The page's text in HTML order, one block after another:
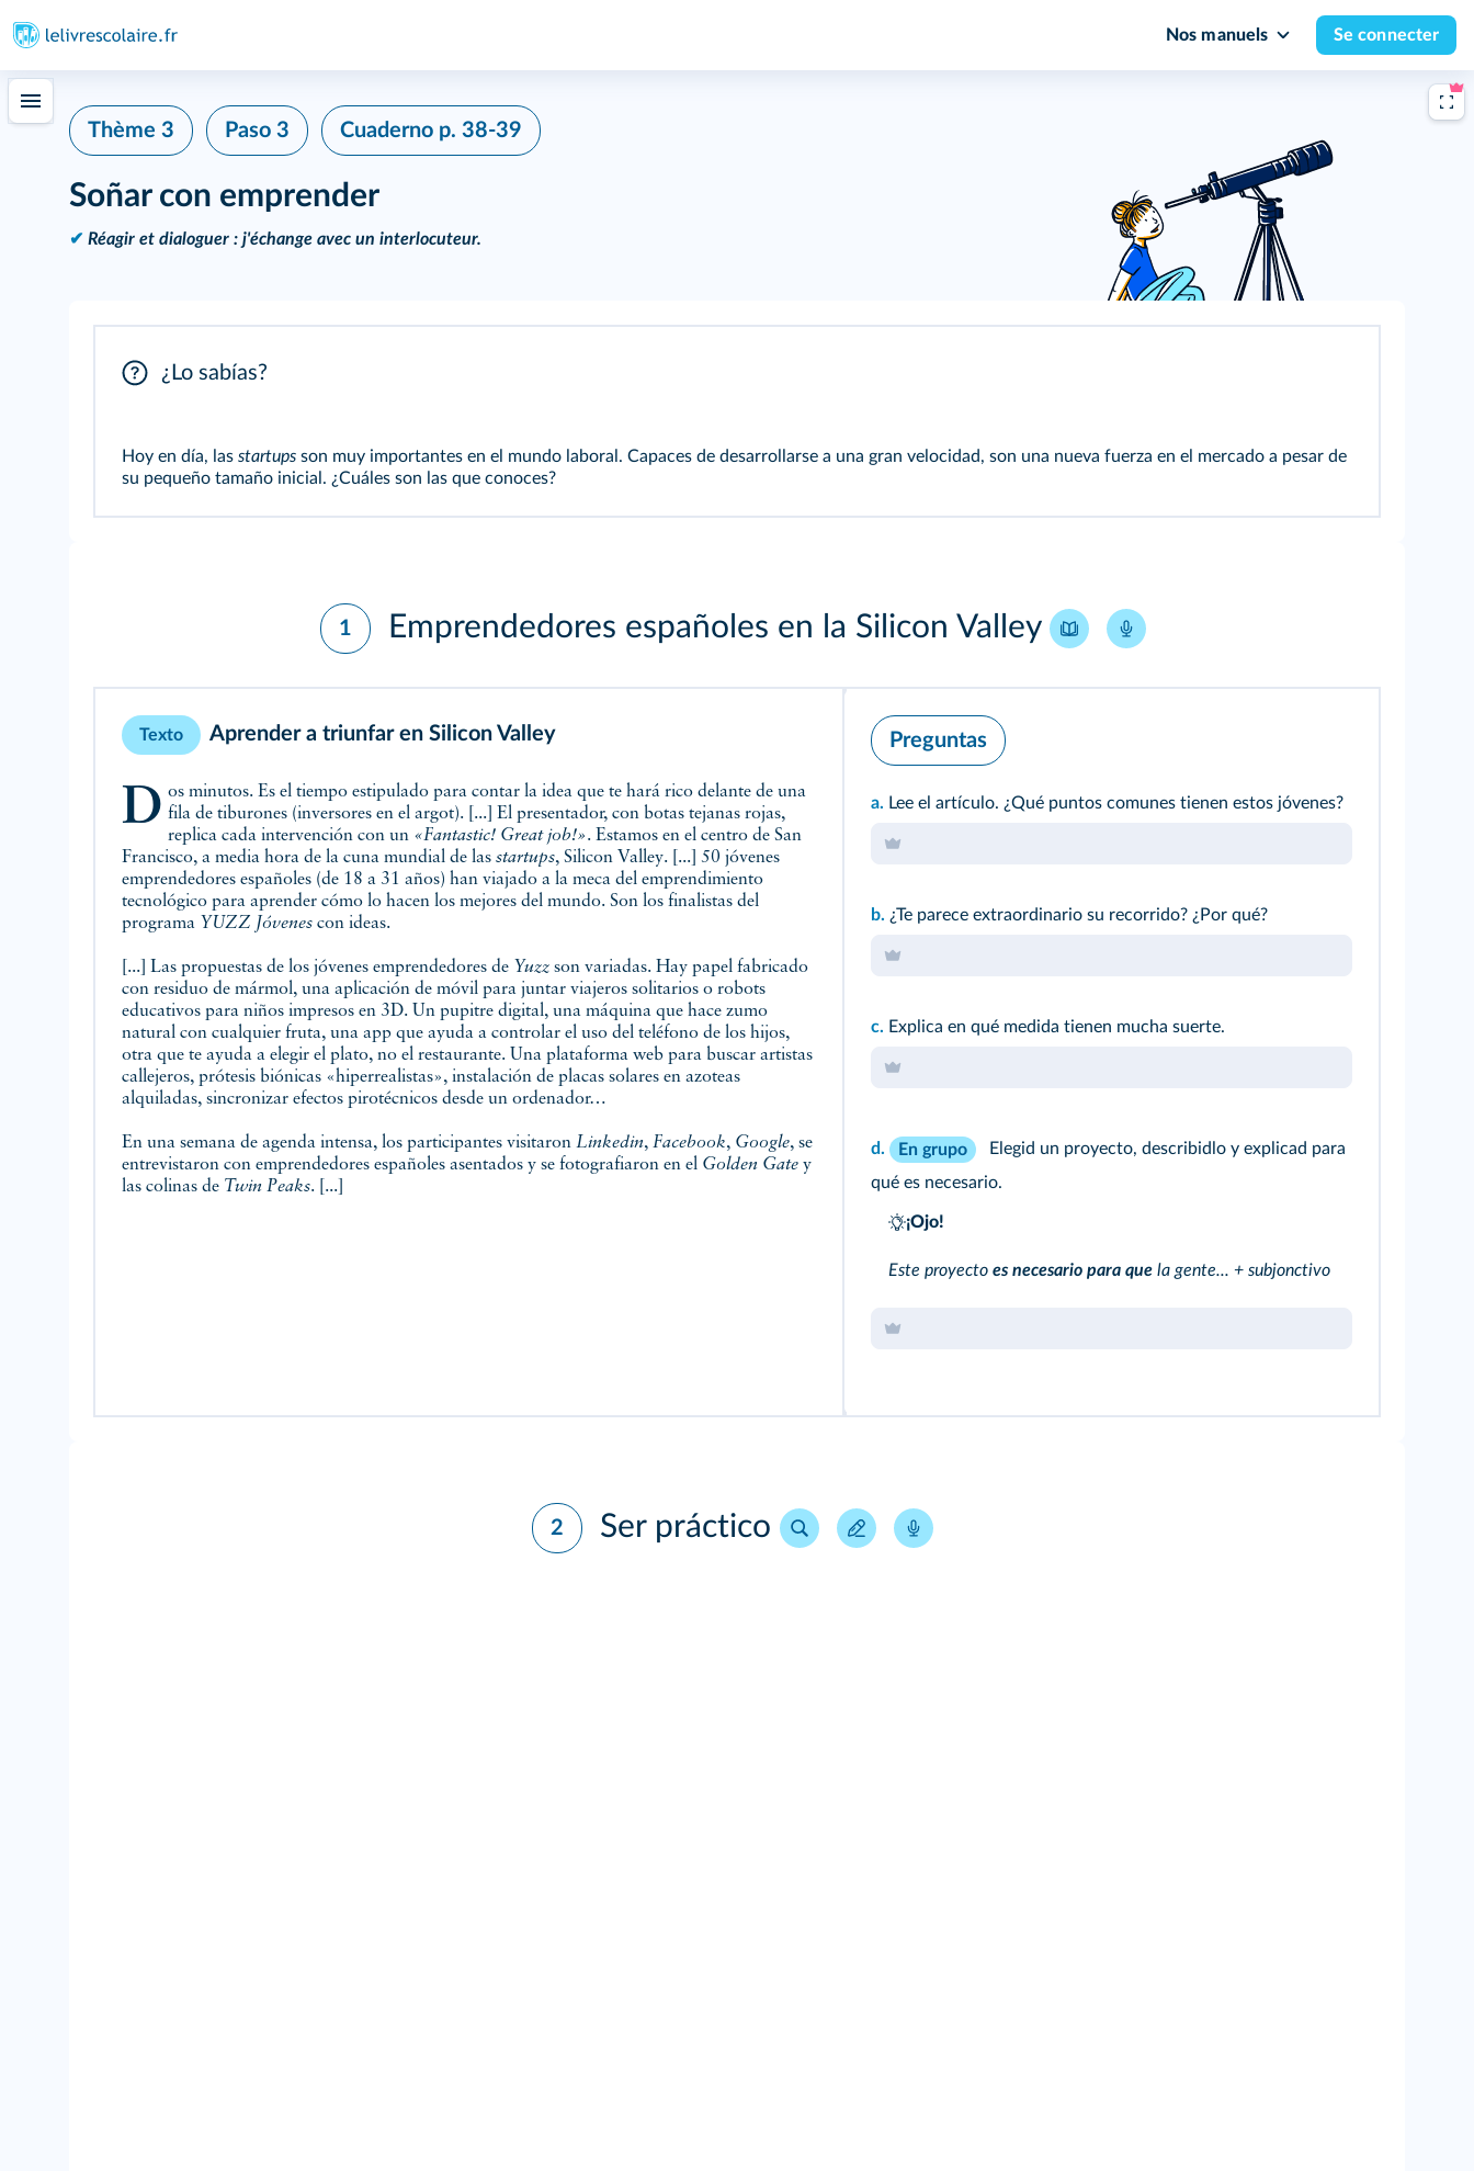
Nos manuels Se connecter
Thème 3 Paso 3 Cuaderno p. 38-39
Soñar con emprender
✔ Réagir et dialoguer : j'échange avec un interlocuteur.
¿Lo sabías?
Hoy en día, las startups son muy importantes en el mundo laboral. Capaces de desarrollarse a una gran velocidad, son una nueva fuerza en el mercado a pesar de
su pequeño tamaño inicial. ¿Cuáles son las que conoces?
1 Emprendedores españoles en la Silicon Valley
Texto Aprender a triunfar en Silicon Valley
Dos minutos. Es el tiempo estipulado para contar la idea que te hará rico delante de una fila de tiburones (inversores en el argot). [...] El presentador, con botas tejanas rojas,
replica cada intervención con un «Fantastic! Great job!». Estamos en el centro de San
Francisco, a media hora de la cuna mundial de las startups, Silicon Valley. [...] 50 jóvenes
emprendedores españoles (de 18 a 31 años) han viajado a la meca del emprendimiento
tecnológico para aprender cómo lo hacen los mejores del mundo. Son los finalistas del
programa YUZZ Jóvenes con ideas.
[...] Las propuestas de los jóvenes emprendedores de Yuzz son variadas. Hay papel fabricado
con residuo de mármol, una aplicación de móvil para juntar viajeros solitarios o robots
educativos para niños impresos en 3D. Un pupitre digital, una máquina que hace zumo
natural con cualquier fruta, una app que ayuda a controlar el uso del teléfono de los hijos,
otra que te ayuda a elegir el plato, no el restaurante. Una plataforma web para buscar artistas
callejeros, prótesis biónicas «hiperrealistas», instalación de placas solares en azoteas
alquiladas, sincronizar efectos pirotécnicos desde un ordenador…
En una semana de agenda intensa, los participantes visitaron Linkedin, Facebook, Google, se
entrevistaron con emprendedores españoles asentados y se fotografiaron en el Golden Gate y
las colinas de Twin Peaks. [...]
Preguntas
a. Lee el artículo. ¿Qué puntos comunes tienen estos jóvenes?
b. ¿Te parece extraordinario su recorrido? ¿Por qué?
c. Explica en qué medida tienen mucha suerte.
d. En grupo
Elegid un proyecto, describidlo y explicad para
qué es necesario.
¡Ojo!
Este proyecto es necesario para quela gente... + subjonctivo
2 Ser práctico